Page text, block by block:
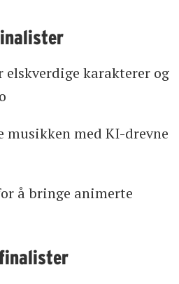
elskverdige karakterer og
musikken med KI-drevne
å bringe animerte